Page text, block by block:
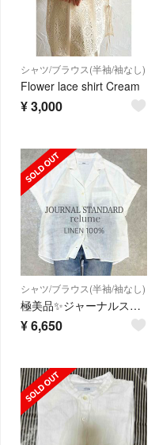
シャツ/ブラウス(半袖/袖なし)
Flower lace shirt Cream
¥3,000
シャツ/ブラウス(半袖/袖なし)
極美品✨ジャーナルスタンダードレリューム リネン100% オープンカラーシャツ
¥6,650